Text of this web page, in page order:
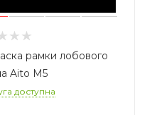
рамки лобового
Aito M5
доступна